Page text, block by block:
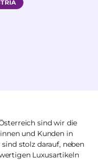
sind wir die
und Kunden in
stolz darauf, neben
Luxusartikeln